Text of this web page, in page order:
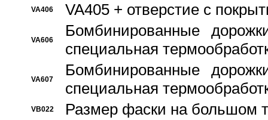
VA406 VA405 + отверстие с
VA606
Бомбинированные
специальная
VA607
Бомбинированные
специальная
VB022 Размер фаски на большом